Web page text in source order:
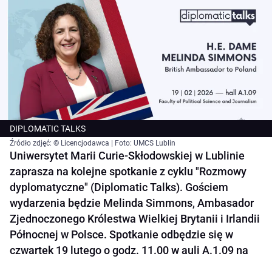
DIPLOMATIC TALKS
Źródło zdjęć: © Licencjodawca | Foto: UMCS Lublin
Uniwersytet Marii Curie-Skłodowskiej w Lublinie
zaprasza na kolejne spotkanie z cyklu "Rozmowy
dyplomatyczne" (Diplomatic Talks). Gościem
wydarzenia będzie Melinda Simmons, Ambasador
Zjednoczonego Królestwa Wielkiej Brytanii i Irlandii
Północnej w Polsce. Spotkanie odbędzie się w
czwartek 19 lutego o godz. 11.00 w auli A.1.09 na